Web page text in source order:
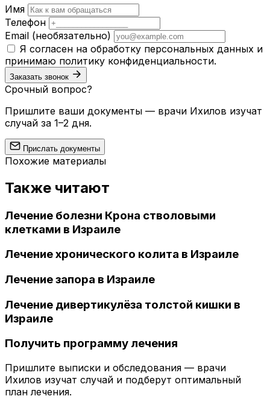
Имя
Телефон
Email (необязательно)
Я согласен на обработку персональных данных и
принимаю политику конфиденциальности.
Заказать звонок
Срочный вопрос?
Пришлите ваши документы — врачи Ихилов изучат
случай за 1–2 дня.
Прислать документы
Похожие материалы
Также читают
Лечение болезни Крона стволовыми
клетками в Израиле
Лечение хронического колита в Израиле
Лечение запора в Израиле
Лечение дивертикулёза толстой кишки в
Израиле
Получить программу лечения
Пришлите выписки и обследования — врачи
Ихилов изучат случай и подберут оптимальный
план лечения.